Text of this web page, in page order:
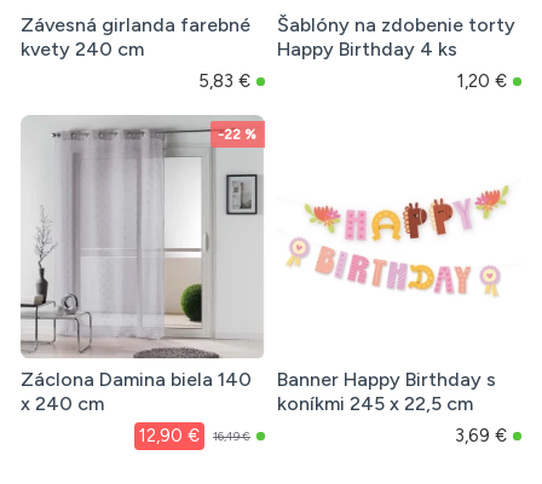
Závesná girlanda farebné
kvety 240 cm
5,83 €
Šablóny na zdobenie torty
Happy Birthday 4 ks
1,20 €
-22 %
Záclona Damina biela 140
x 240 cm
12,90 € 16,49 €
Banner Happy Birthday s
koníkmi 245 x 22,5 cm
3,69 €